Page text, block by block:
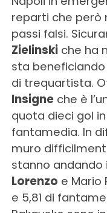
reparti che però
passi falsi.
Zielinskiche ha
sta beneficiando
di trequartista.
Insigneche è
quota dieci gol
fantamedia. In
muro
stanno andando
Lorenzo e Mario
e 5,81 di